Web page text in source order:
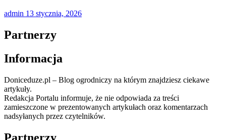
admin 13 stycznia, 2026
Partnerzy
Informacja
Doniceduze.pl – Blog ogrodniczy na którym znajdziesz ciekawe
artykuły.
Redakcja Portalu informuje, że nie odpowiada za treści
zamieszczone w prezentowanych artykułach oraz komentarzach
nadsyłanych przez czytelników.
Partnerzy